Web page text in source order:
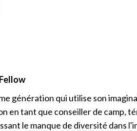
génération qui utilise son
en tant que conseiller de camp,
le manque de diversité dans